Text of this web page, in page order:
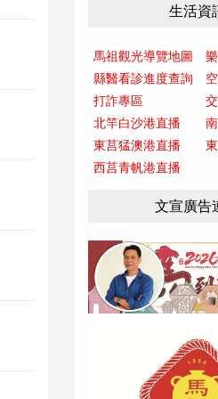
生活資
馬祖觀光導覽地圖
縣醫看診進度查詢
打詐專區
北竿白沙港直播
東莒猛澳港直播
西莒青帆港直播
文宣廣告